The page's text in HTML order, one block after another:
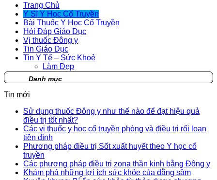
Trang Chủ
Y Sĩ Y Học Cổ Truyền
Bài Thuốc Y Học Cổ Truyền
Hỏi Đáp Giáo Dục
Vị thuốc Đông y
Tin Giáo Dục
Tin Y Tế – Sức Khoẻ
Làm Đẹp
Danh mục
Tin mới
Sử dụng thuốc Đông y như thế nào để đạt hiệu quả
điều trị tốt nhất?
Các vị thuốc y học cổ truyền phòng và điều trị rối loạn
tiền đình
Phương pháp điều trị Sốt xuất huyết theo Y học cổ
truyền
Các phương pháp điều trị zona thần kinh bằng Đông y
Khám phá những lợi ích sức khỏe của đằng sâm